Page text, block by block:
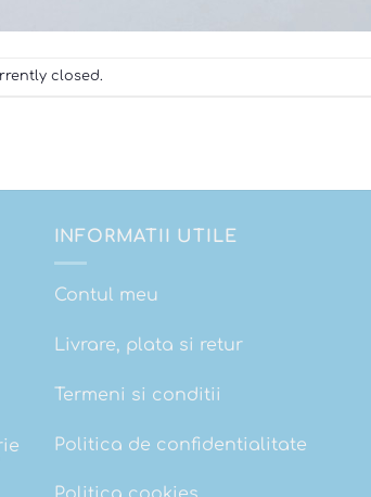
closed.
INFORMATII UTILE
Contul meu
Livrare, plata si retur
Termeni si conditii
Politica de confidentialitate